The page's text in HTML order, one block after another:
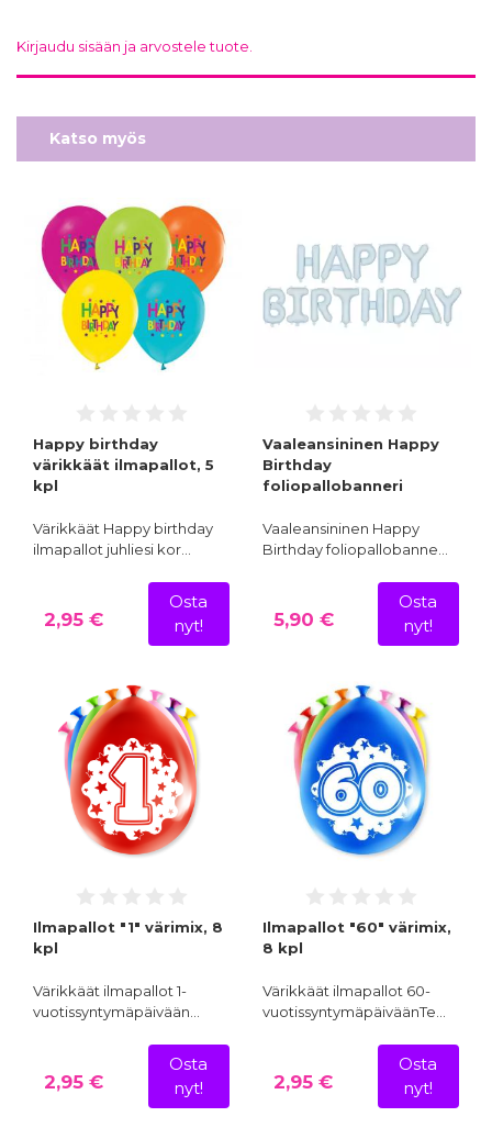
Kirjaudu sisään ja arvostele tuote.
Katso myös
Happy birthday
värikkäät ilmapallot, 5
kpl
Värikkäät Happy birthday
ilmapallot juhliesi kor…
2,95 €
Osta
nyt!
Vaaleansininen Happy
Birthday
foliopallobanneri
Vaaleansininen Happy
Birthday foliopallobanne…
5,90 €
Osta
nyt!
Ilmapallot "1" värimix, 8
kpl
Värikkäät ilmapallot 1-
vuotissyntymäpäivään…
2,95 €
Osta
nyt!
Ilmapallot "60" värimix,
8 kpl
Värikkäät ilmapallot 60-
vuotissyntymäpäiväänTe…
2,95 €
Osta
nyt!